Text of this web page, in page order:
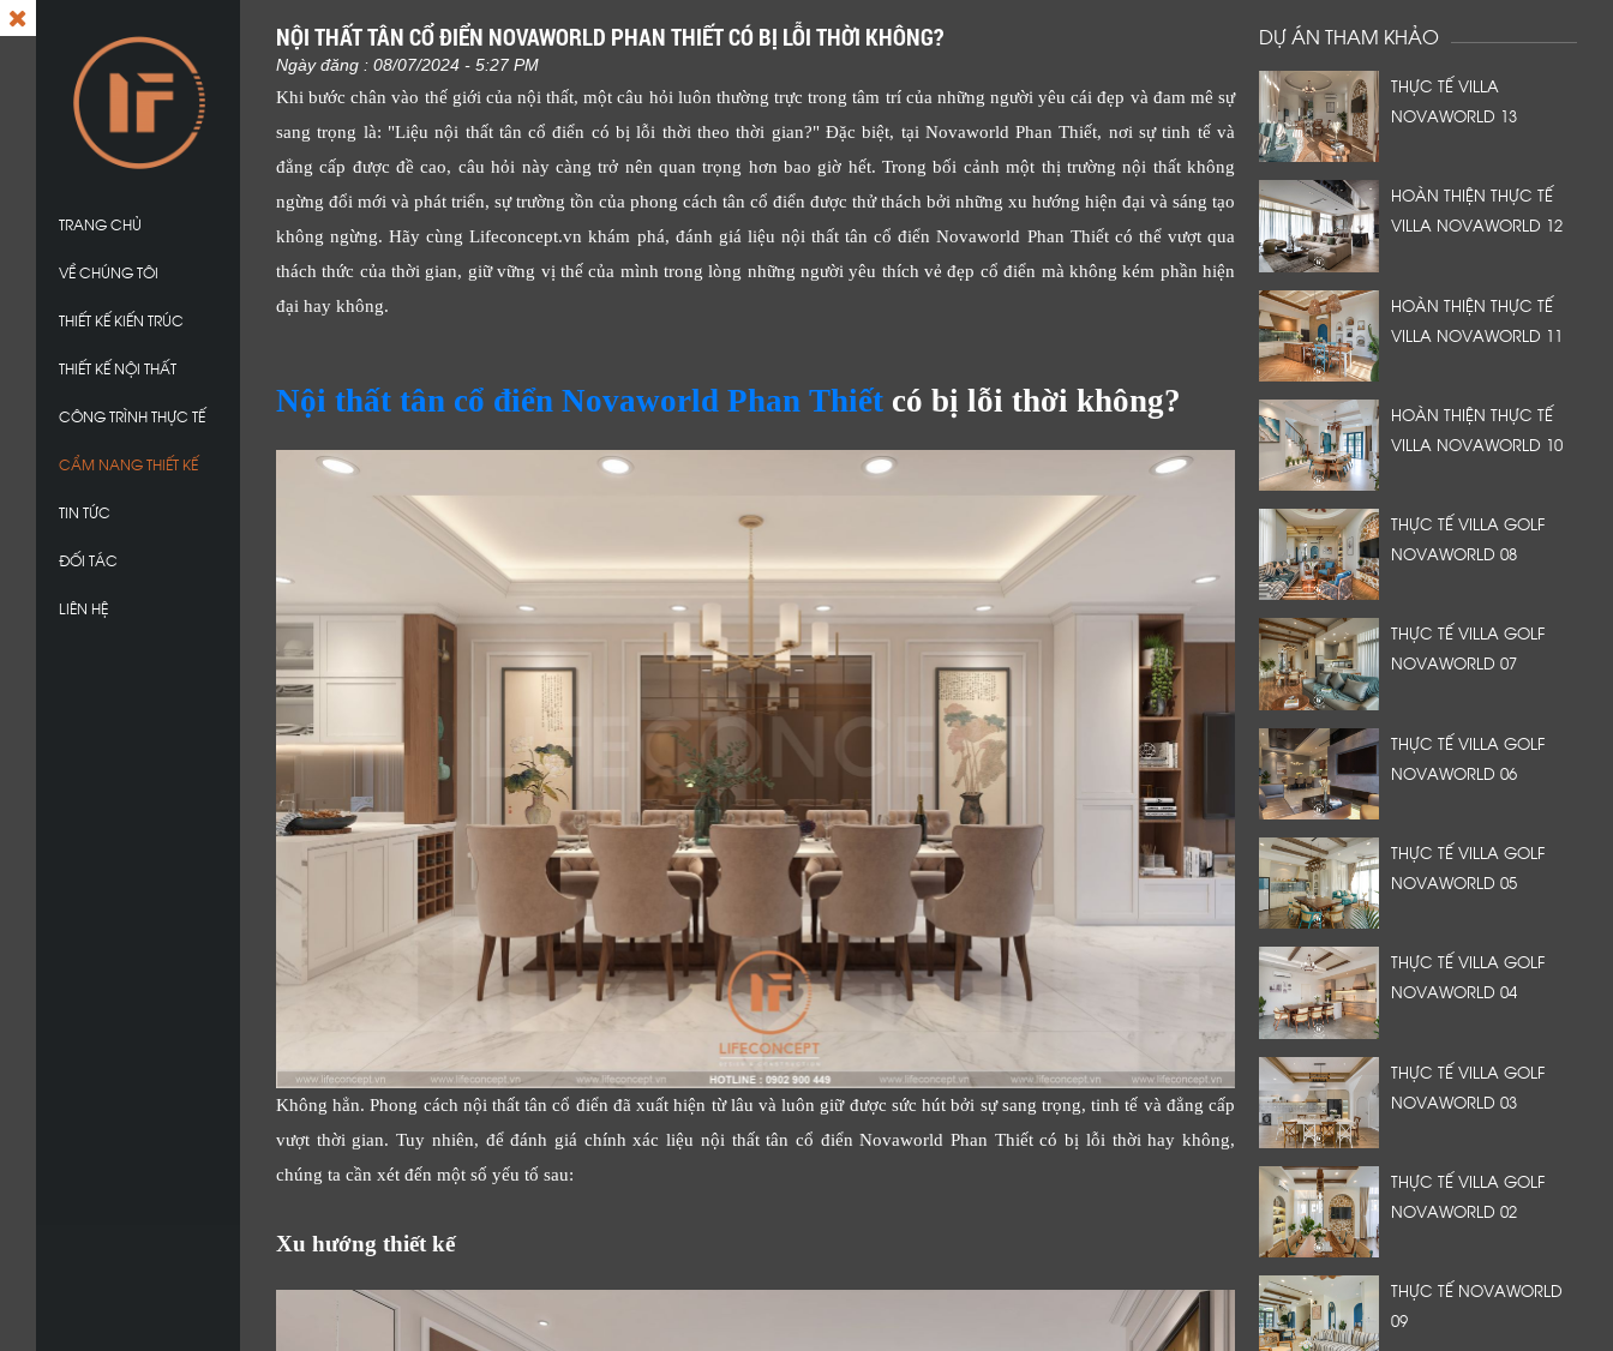
TRANG CHỦ
VỀ CHÚNG TÔI
THIẾT KẾ KIẾN TRÚC
THIẾT KẾ NỘI THẤT
CÔNG TRÌNH THỰC TẾ
CẨM NANG THIẾT KẾ
TIN TỨC
ĐỐI TÁC
LIÊN HỆ
NỘI THẤT TÂN CỔ ĐIỂN NOVAWORLD PHAN THIẾT CÓ BỊ LỖI THỜI KHÔNG?
Ngày đăng : 08/07/2024 - 5:27 PM
Khi bước chân vào thế giới của nội thất, một câu hỏi luôn thường trực trong tâm trí của những người yêu cái đẹp và đam mê sự
sang trọng là: "Liệu nội thất tân cổ điển có bị lỗi thời theo thời gian?" Đặc biệt, tại Novaworld Phan Thiết, nơi sự tinh tế và
đẳng cấp được đề cao, câu hỏi này càng trở nên quan trọng hơn bao giờ hết. Trong bối cảnh một thị trường nội thất không
ngừng đổi mới và phát triển, sự trường tồn của phong cách tân cổ điển được thử thách bởi những xu hướng hiện đại và sáng tạo
không ngừng. Hãy cùng Lifeconcept.vn khám phá, đánh giá liệu nội thất tân cổ điển Novaworld Phan Thiết có thể vượt qua
thách thức của thời gian, giữ vững vị thế của mình trong lòng những người yêu thích vẻ đẹp cổ điển mà không kém phần hiện
đại hay không.
Nội thất tân cổ điển Novaworld Phan Thiết có bị lỗi thời không?
Không hẳn. Phong cách nội thất tân cổ điển đã xuất hiện từ lâu và luôn giữ được sức hút bởi sự sang trọng, tinh tế và đẳng cấp
vượt thời gian. Tuy nhiên, để đánh giá chính xác liệu nội thất tân cổ điển Novaworld Phan Thiết có bị lỗi thời hay không,
chúng ta cần xét đến một số yếu tố sau:
Xu hướng thiết kế
DỰ ÁN THAM KHẢO
THỰC TẾ VILLA
NOVAWORLD 13
HOÀN THIỆN THỰC TẾ
VILLA NOVAWORLD 12
HOÀN THIỆN THỰC TẾ
VILLA NOVAWORLD 11
HOÀN THIỆN THỰC TẾ
VILLA NOVAWORLD 10
THỰC TẾ VILLA GOLF
NOVAWORLD 08
THỰC TẾ VILLA GOLF
NOVAWORLD 07
THỰC TẾ VILLA GOLF
NOVAWORLD 06
THỰC TẾ VILLA GOLF
NOVAWORLD 05
THỰC TẾ VILLA GOLF
NOVAWORLD 04
THỰC TẾ VILLA GOLF
NOVAWORLD 03
THỰC TẾ VILLA GOLF
NOVAWORLD 02
THỰC TẾ NOVAWORLD
09